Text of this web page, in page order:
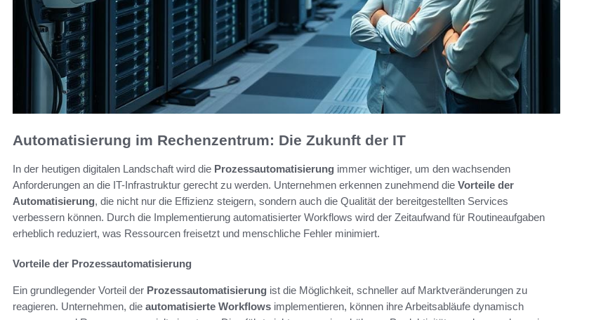
Automatisierung im Rechenzentrum: Die Zukunft der IT
In der heutigen digitalen Landschaft wird die Prozessautomatisierung immer wichtiger, um den wachsenden
Anforderungen an die IT-Infrastruktur gerecht zu werden. Unternehmen erkennen zunehmend die Vorteile der
Automatisierung, die nicht nur die Effizienz steigern, sondern auch die Qualität der bereitgestellten Services
verbessern können. Durch die Implementierung automatisierter Workflows wird der Zeitaufwand für Routineaufgaben
erheblich reduziert, was Ressourcen freisetzt und menschliche Fehler minimiert.
Vorteile der Prozessautomatisierung
Ein grundlegender Vorteil der Prozessautomatisierung ist die Möglichkeit, schneller auf Marktveränderungen zu
reagieren. Unternehmen, die automatisierte Workflows implementieren, können ihre Arbeitsabläufe dynamisch